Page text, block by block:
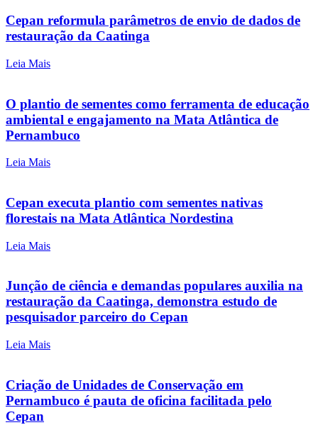
Cepan reformula parâmetros de envio de dados de
restauração da Caatinga
Leia Mais
O plantio de sementes como ferramenta de educação
ambiental e engajamento na Mata Atlântica de
Pernambuco
Leia Mais
Cepan executa plantio com sementes nativas
florestais na Mata Atlântica Nordestina
Leia Mais
Junção de ciência e demandas populares auxilia na
restauração da Caatinga, demonstra estudo de
pesquisador parceiro do Cepan
Leia Mais
Criação de Unidades de Conservação em
Pernambuco é pauta de oficina facilitada pelo
Cepan